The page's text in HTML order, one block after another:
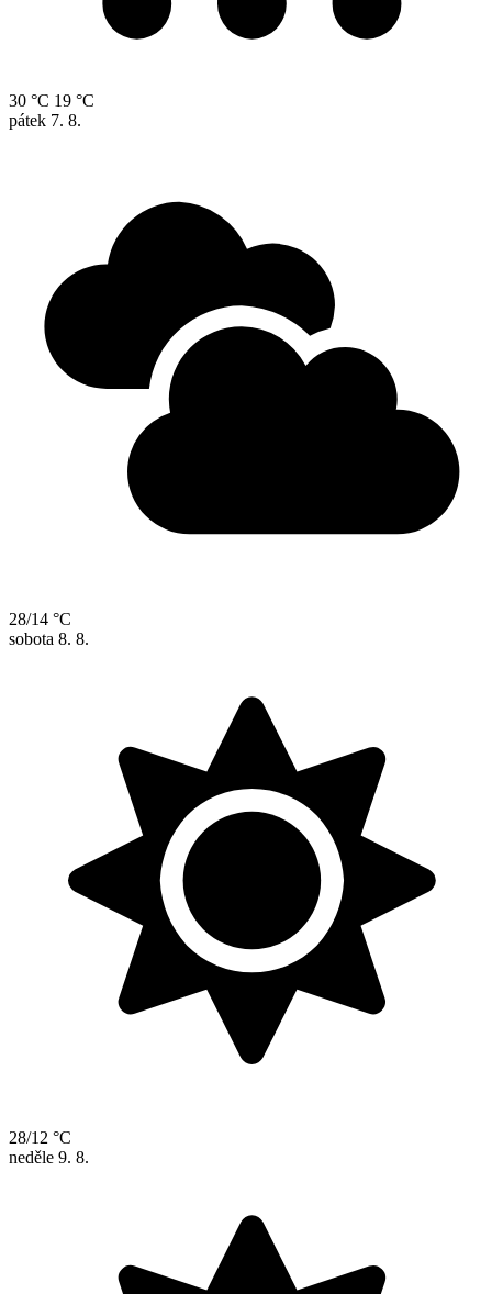
30 °C 19 °C
pátek 7. 8.
28/14 °C
sobota 8. 8.
28/12 °C
neděle 9. 8.